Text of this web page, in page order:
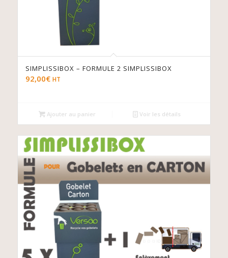
SIMPLISSIBOX – FORMULE 2 SIMPLISSIBOX
92,00€ HT
Ajouter au panier Voir les détails